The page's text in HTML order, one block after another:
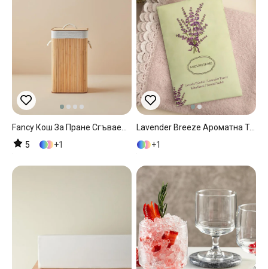
5
1
Lavender Breeze Ароматна Торбичка Мента, 19 Gr
1